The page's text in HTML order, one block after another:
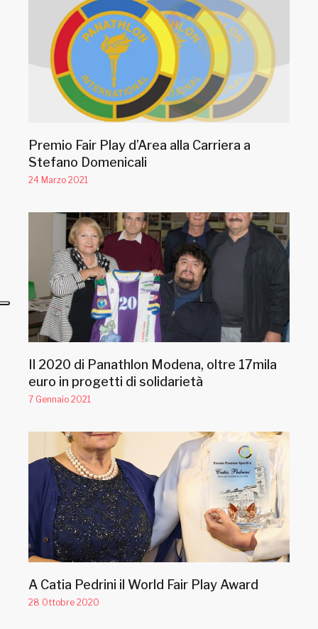
Premio Fair Play d’Area alla Carriera a
Stefano Domenicali
24 Marzo 2021
Il 2020 di Panathlon Modena, oltre 17mila
euro in progetti di solidarietà
7 Gennaio 2021
A Catia Pedrini il World Fair Play Award
28 Ottobre 2020